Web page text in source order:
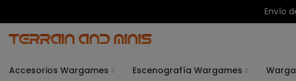
Envío
Accesorios Wargames Escenografía Wargames